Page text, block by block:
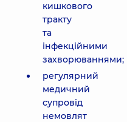
кишкового
тракту
та
інфекційними
захворюваннями;
регулярний
медичний
супровід
немовлят